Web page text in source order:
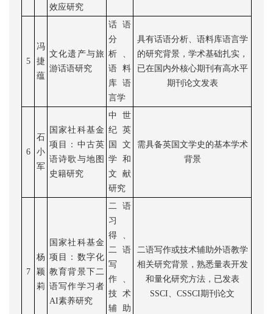
效应研究
5
冯
捷
蕴
文化遗产与旅
游话语研究
话语
分
析、
语料
库语
言学
具有话语分析、语料库语言学
的研究背景，学术基础扎实，
已在国内外核心期刊有高水平
期刊论文发表
6
石
小
军
国家社科基金
项目
： 中古英
语诗歌与地图
史籍研究
中世
纪英
国文
学和
文献
研究
需具备英国文学史的基本学术
背景
7
杨
颖
莉
国家社科基金
项目：数字化
教育背景下二
语写作学习者
AI素养研究
二语
习
得 、
二语
写
作 、
技术
辅助
二语写作或技术辅助外语教学
相关研究背景，熟悉量表开发
和量化研究方法，已发表
SSCI、CSSCI期刊论文